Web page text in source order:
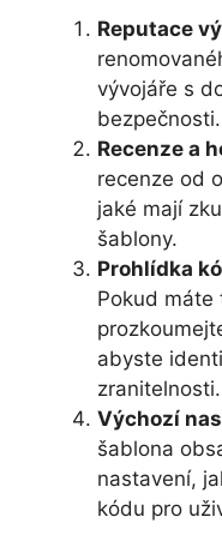
Reputace
vývojáře s
bezpečnosti.
Recenze a
recenze od
jaké mají
šablony.
Prohlídka
Pokud máte
abyste
zranitelnosti.
Výchozí
šablona
nastavení,
kódu pro